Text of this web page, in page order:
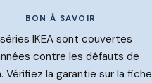
BON À SAVOIR
IKEA sont couvertes
contre les défauts de
Vérifiez la garantie sur la fiche